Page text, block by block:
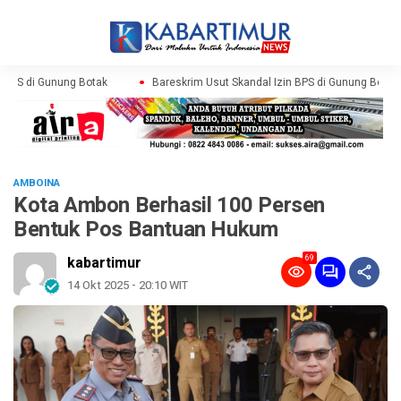
di Gunung Botak Bareskrim Usut Skandal Izin BPS di Gunung Botak
AMBOINA
Kota Ambon Berhasil 100 Persen
Bentuk Pos Bantuan Hukum
kabartimur
14 Okt 2025 - 20:10 WIT
69